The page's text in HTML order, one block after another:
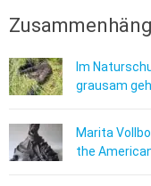
Im
grausam
Marita
the